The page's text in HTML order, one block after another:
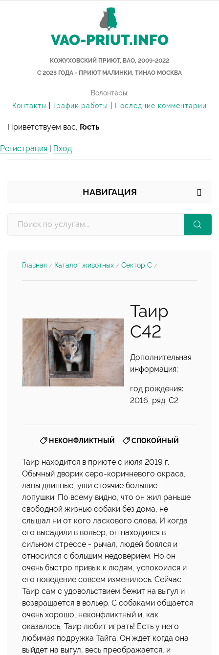
VAO-PRIUT.INFO
КОЖУХОВСКИЙ ПРИЮТ, ВАО, 2009-2022
С 2023 ГОДА - ПРИЮТ МАЛИНКИ, ТИНАО МОСКВА
Волонтёры:
Контакты
График работы Последние комментарии
Приветствуем вас, Гость
Регистрация Вход
НАВИГАЦИЯ
Главная / Каталог животных / Сектор С /
Таир
С42
Дополнительная
информация:
год рождения:
2016, ряд: С2
НЕКОНФЛИКТНЫЙ СПОКОЙНЫЙ
Таир находится в приюте с июля 2019 г.
Обычный дворик серо-коричневого окраса,
лапы длинные, уши стоячие большие -
лопушки. По всему видно, что он жил раньше
свободной жизнью собаки без дома, не
слышал ни от кого ласкового слова. И когда
его высадили в вольер, он находился в
сильном стрессе - рычал, людей боялся и
относился с большим недоверием. Но он
очень быстро привык к людям, успокоился и
его поведение совсем изменилось. Сейчас
Таир сам с удовольствием бежит на выгул и
возвращается в вольер. С собаками общается
очень хорошо, неконфликтный и, как
оказалось, Таир любит играть! Есть у него
любимая подружка Тайга. Он ждет когда она
выйдет на выгул, весь преображается, и